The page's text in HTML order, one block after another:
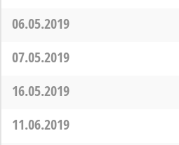
06.05.2019
07.05.2019
16.05.2019
11.06.2019